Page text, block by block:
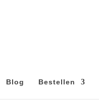
Blog Bestellen